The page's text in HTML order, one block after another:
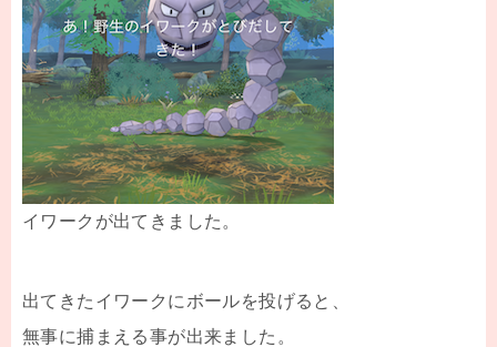
イワークが出てきました。
出てきたイワークにボールを投げると、
無事に捕まえる事が出来ました。